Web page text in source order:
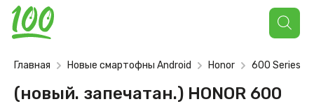
Поиск
товаров
Главная Новые смартофны Android Honor 600 Series
(новый. запечатан.) HONOR 600